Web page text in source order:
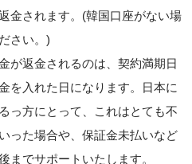
金されます。(韓国口座がない場
さい。)
が返金されるのは、契約満期日
を入れた日になります。日本に
っ方にとって、これはとても不
った場合や、保証金未払いなど
までサポートいたします。